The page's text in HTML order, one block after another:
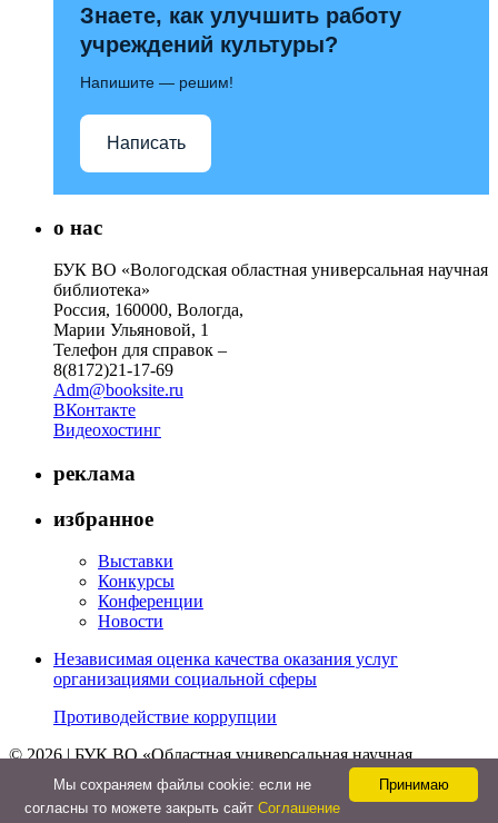
Знаете, как улучшить работу
учреждений культуры?
Напишите — решим!
Написать
о нас
БУК ВО «Вологодская областная универсальная научная
библиотека»
Россия, 160000, Вологда,
Марии Ульяновой, 1
Телефон для справок –
8(8172)21-17-69
Adm@booksite.ru
ВКонтакте
Видеохостинг
реклама
избранное
Выставки
Конкурсы
Конференции
Новости
Независимая оценка качества оказания услуг
организациями социальной сферы
Противодействие коррупции
© 2026 | БУК ВО «Областная универсальная научная
библиотека»
Принимаю
Мы cохраняем файлы cookie: если не
согласны то можете закрыть сайт Соглашение